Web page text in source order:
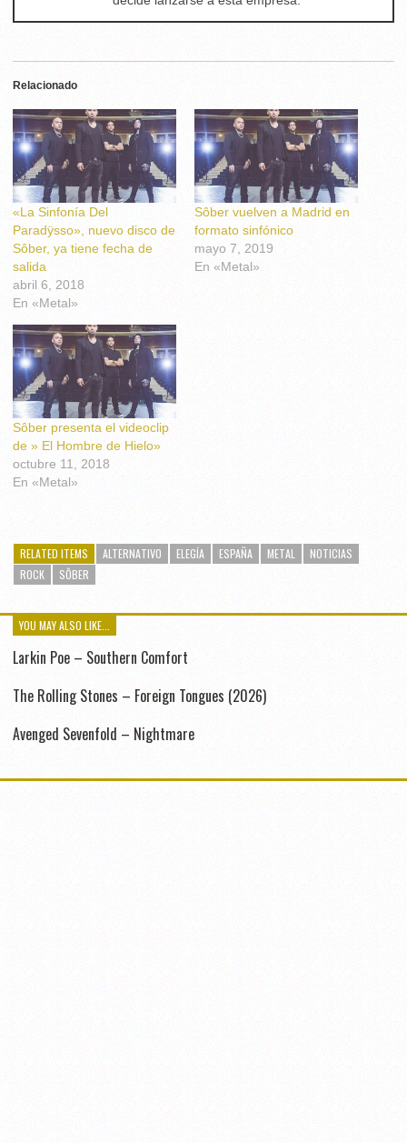
Relacionado
«La Sinfonía Del
Paradÿsso», nuevo disco de
Sôber, ya tiene fecha de
salida
abril 6, 2018
En «Metal»
Sôber vuelven a Madrid en
formato sinfónico
mayo 7, 2019
En «Metal»
Sôber presenta el videoclip
de » El Hombre de Hielo»
octubre 11, 2018
En «Metal»
RELATED ITEMS ALTERNATIVO ELEGÍA ESPAÑA METAL
NOTICIAS
ROCK
SÔBER
YOU MAY ALSO LIKE...
Larkin Poe – Southern Comfort
The Rolling Stones – Foreign Tongues (2026)
Avenged Sevenfold – Nightmare